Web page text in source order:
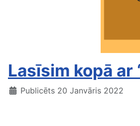
Lasīsim kopā ar
Publicēts 20 Janvāris 2022